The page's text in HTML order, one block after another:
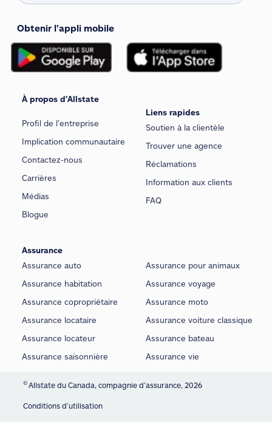
Obtenir l’appli mobile
À propos d’Allstate
Profil de l’entreprise
Implication communautaire
Contactez-nous
Carrières
Médias
Blogue
Liens rapides
Soutien à la clientèle
Trouver une agence
Réclamations
Information aux clients
FAQ
Assurance
Assurance auto
Assurance habitation
Assurance copropriétaire
Assurance locataire
Assurance locateur
Assurance saisonnière
Assurance pour animaux
Assurance voyage
Assurance moto
Assurance voiture classique
Assurance bateau
Assurance vie
©Allstate du Canada, compagnie d’assurance, 2026
Conditions d’utilisation